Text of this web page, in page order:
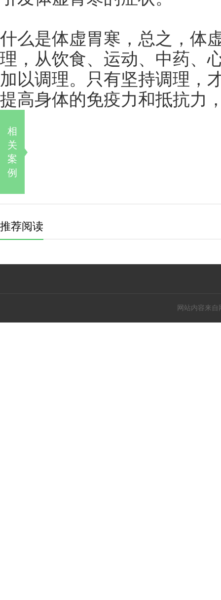
什么是体虚胃寒，总之，体
理，从饮食、运动、中药、
加以调理。只有坚持调理，
提高身体的免疫力和抵抗力
相
关
案
例
推荐阅读
网站内容来